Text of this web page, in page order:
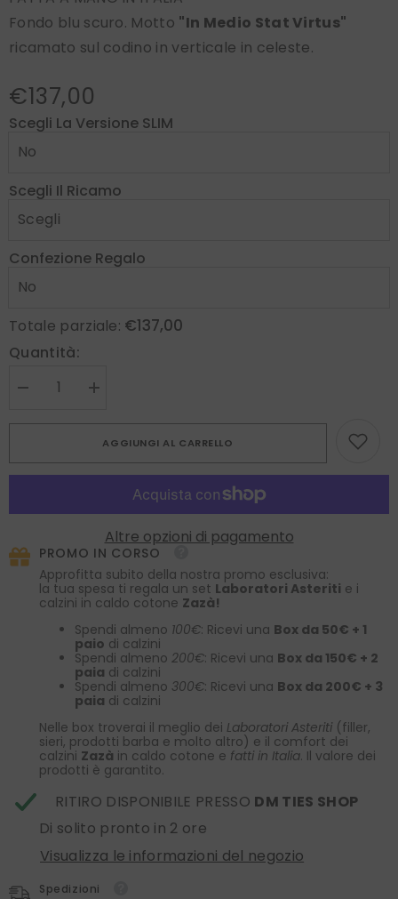
Fondo blu scuro. Motto "In Medio Stat Virtus"
ricamato sul codino in verticale in celeste.
€137,00
Scegli La Versione SLIM
Scegli Il Ricamo
Confezione Regalo
Totale parziale: €137,00
Quantità:
Diminuire
3
Pieghe
garza
Blu
Scuro
Medio
Stat
Aumenta
Cravatta
3
Pieghe
SEMANTICA
garza
seta
Blu
Scuro
In
Medio
Stat
AGGIUNGI AL CARRELLO
Altre opzioni di pagamento
PROMO IN CORSO
Approfitta subito della nostra promo esclusiva:
la tua spesa ti regala un set Laboratori Asteriti e i
calzini in caldo cotone Zazà!
Spendi almeno 100€: Ricevi una Box da 50€ + 1
paio di calzini
Spendi almeno 200€: Ricevi una Box da 150€ + 2
paia di calzini
Spendi almeno 300€: Ricevi una Box da 200€ + 3
paia di calzini
Nelle box troverai il meglio dei Laboratori Asteriti (filler,
sieri, prodotti barba e molto altro) e il comfort dei
calzini Zazà in caldo cotone e fatti in Italia. Il valore dei
prodotti è garantito.
RITIRO DISPONIBILE PRESSO DM TIES SHOP
Di solito pronto in 2 ore
Visualizza le informazioni del negozio
Spedizioni